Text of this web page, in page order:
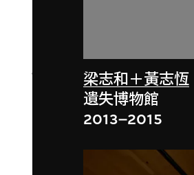
梁志和＋黃志恆
遺失博物館
2013–2015